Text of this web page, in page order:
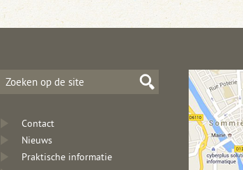
Contact
Nieuws
Praktische informatie